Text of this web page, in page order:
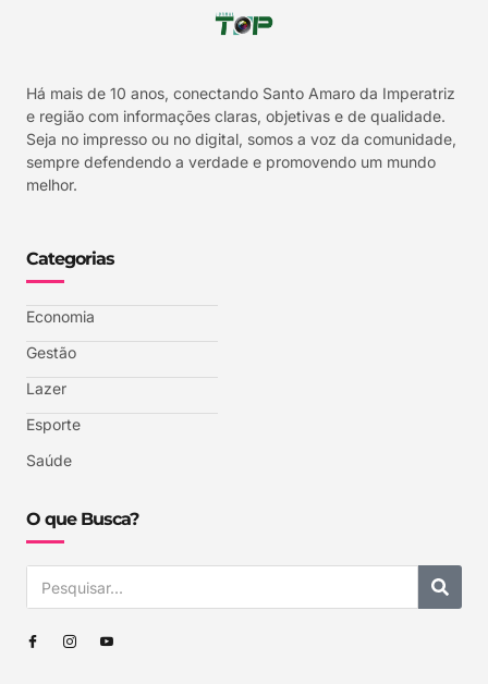
Há mais de 10 anos, conectando Santo Amaro da Imperatriz
e região com informações claras, objetivas e de qualidade.
Seja no impresso ou no digital, somos a voz da comunidade,
sempre defendendo a verdade e promovendo um mundo
melhor.
Categorias
Economia
Gestão
Lazer
Esporte
Saúde
O que Busca?